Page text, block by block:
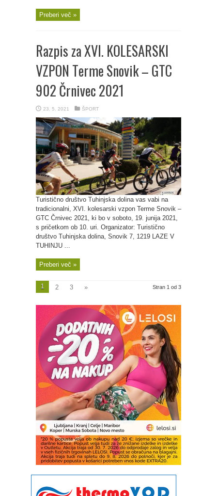
Preberi več »
Razpis za XVI. KOLESARSKI
VZPON Terme Snovik – GTC
902 Črnivec 2021
23. 5. 2021 ŠPORT
Turistično društvo Tuhinjska dolina vas vabi na
tradicionalni, XVI. kolesarski vzpon Terme Snovik –
GTC Črnivec 2021, ki bo v soboto, 19. junija 2021,
s pričetkom ob 10. uri. Organizator: Turistično
društvo Tuhinjska dolina, Snovik 7, 1219 LAZE V
TUHINJU ...
Preberi več »
Stran 1 od 3
1 2 3 »